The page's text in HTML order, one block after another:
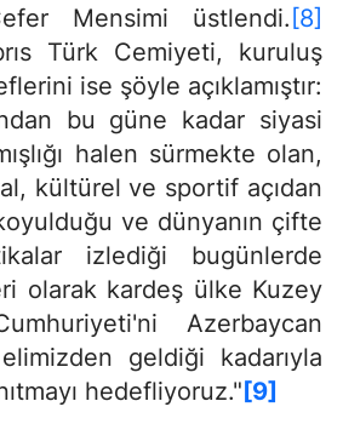
Mensimi üstlendi. [8]
Türk Cemiyeti, kuruluş
ise şöyle açıklamıştır:
bu güne kadar siyasi
halen sürmekte olan,
kültürel ve sportif açıdan
ve dünyanın çifte
izlediği bugünlerde
olarak kardeş ülke Kuzey
Azerbaycan
geldiği kadarıyla
hedefliyoruz."[9]